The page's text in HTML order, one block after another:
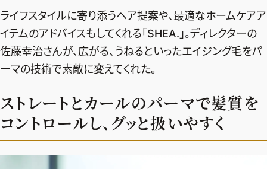
50代ベストコスメ
ストレッチ・エクササイズ
ダイエット
50代健康のお悩み
ゴルフ
住まい
旅行＆グルメ
50代のお悩み
エクラ 華組メンバー一覧
エクラ 華組ランキング
チームJマダム
チームJマダムメンバー一覧
チームJマダムランキング
チームJマダム特集
編集長コラム
イヴルルド遙華の12星座占い
スペシャル占い
試し読み
エクラ通販
ライフスタイルに寄り添うヘア提案や、最適なホームケアア
イテムのアドバイスもしてくれる「SHEA.」。ディレクターの
佐藤幸治さんが、広がる、うねるといったエイジング毛をパ
ーマの技術で素敵に変えてくれた。
ストレートとカールのパーマで髪質を
コントロールし、グッと扱いやすく